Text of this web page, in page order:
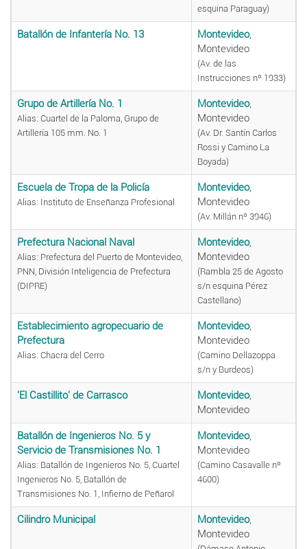
esquina Paraguay)
Batallón de Infantería No. 13 Montevideo,
Montevideo
(Av. de las
Instrucciones nº 1933)
Grupo de Artillería No. 1
Alias: Cuartel de la Paloma, Grupo de
Artillería 105 mm. No. 1
Montevideo,
Montevideo
(Av. Dr. Santín Carlos
Rossi y Camino La
Boyada)
Escuela de Tropa de la Policía
Alias: Instituto de Enseñanza Profesional
Montevideo,
Montevideo
(Av. Millán nº 3946)
Prefectura Nacional Naval
Alias: Prefectura del Puerto de Montevideo,
PNN, División Inteligencia de Prefectura
(DIPRE)
Montevideo,
Montevideo
(Rambla 25 de Agosto
s/n esquina Pérez
Castellano)
Establecimiento agropecuario de
Prefectura
Alias: Chacra del Cerro
Montevideo,
Montevideo
(Camino Dellazoppa
s/n y Burdeos)
'El Castillito' de Carrasco Montevideo,
Montevideo
Batallón de Ingenieros No. 5 y
Servicio de Transmisiones No. 1
Alias: Batallón de Ingenieros No. 5, Cuartel
Ingenieros No. 5, Batallón de
Transmisiones No. 1, Infierno de Peñarol
Montevideo,
Montevideo
(Camino Casavalle nº
4600)
Cilindro Municipal Montevideo,
Montevideo